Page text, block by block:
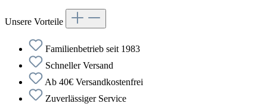
Unsere Vorteile
Familienbetrieb seit 1983
Schneller Versand
Ab 40€ Versandkostenfrei
Zuverlässiger Service